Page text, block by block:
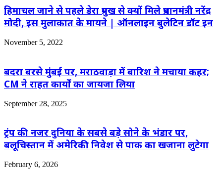
हिमाचल जाने से पहले डेरा प्रमुख से क्यों मिले प्रधानमंत्री नरेंद्र
मोदी, इस मुलाकात के मायने | ऑनलाइन बुलेटिन डॉट इन
November 5, 2022
बदरा बरसे मुंबई पर, मराठवाड़ा में बारिश ने मचाया कहर;
CM ने राहत कार्यों का जायजा लिया
September 28, 2025
ट्रंप की नजर दुनिया के सबसे बड़े सोने के भंडार पर,
बलूचिस्तान में अमेरिकी निवेश से पाक का खजाना लुटेगा
February 6, 2026